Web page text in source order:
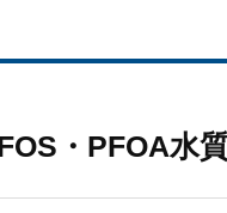
・PFOA水